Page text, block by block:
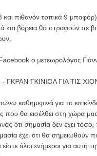
και πιθανόν τοπικά 9
και βόρεια θα στραφούν σε
ο μετεωρολόγος
ΓΚΙΝΙΟΛ ΓΙΑ ΤΙΣ
καθημερινά για το
που θα εισέλθει στη χώρα
ότι σημασία δεν έχει
έχει ότι θα σημειωθούν
είστε όλοι ενήμεροι για